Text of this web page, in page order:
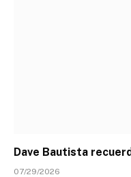
Dave Bautista
07/29/2026